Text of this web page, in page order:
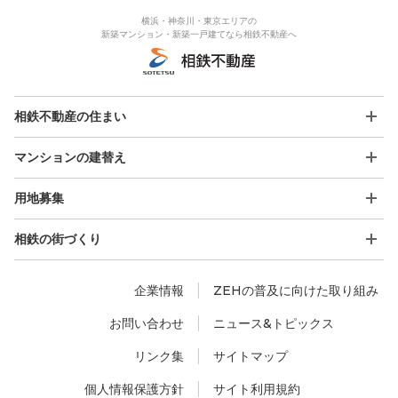
横浜・神奈川・東京エリアの
新築マンション・新築一戸建てなら相鉄不動産へ
相鉄不動産の住まい
マンションの建替え
用地募集
相鉄の街づくり
企業情報 ZEHの普及に向けた取り組み
お問い合わせ ニュース&トピックス
リンク集 サイトマップ
個人情報保護方針 サイト利用規約